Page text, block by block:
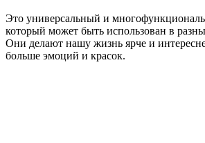
Это универсальный и
который может быть использован в
Они делают нашу жизнь ярче и
больше эмоций и красок.